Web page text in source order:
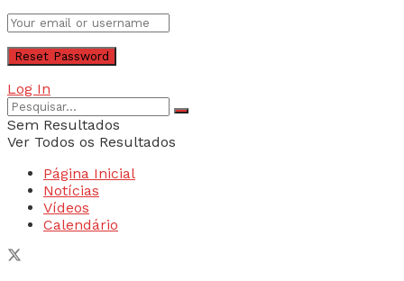
Log In
Sem Resultados
Ver Todos os Resultados
Página Inicial
Notícias
Vídeos
Calendário